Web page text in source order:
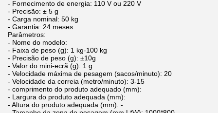
- Fornecimento de energia: 110 V ou 220 V
- Precisão: ± 5 g
- Carga nominal: 50 kg
- Garantia: 24 meses
Parâmetros:
- Nome do modelo:
- Faixa de peso (g): 1 kg-100 kg
- Precisão de peso (g): ±10g
- Valor do mini-ecrã (g): 1 g
- Velocidade máxima de pesagem (sacos/minuto): 20
- Velocidade da correia (metro/minuto): 3-15
- comprimento do produto adequado (mm):
- Largura do produto adequada (mm):
- Altura do produto adequada (mm): -